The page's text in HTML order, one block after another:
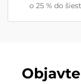
o 25 % do